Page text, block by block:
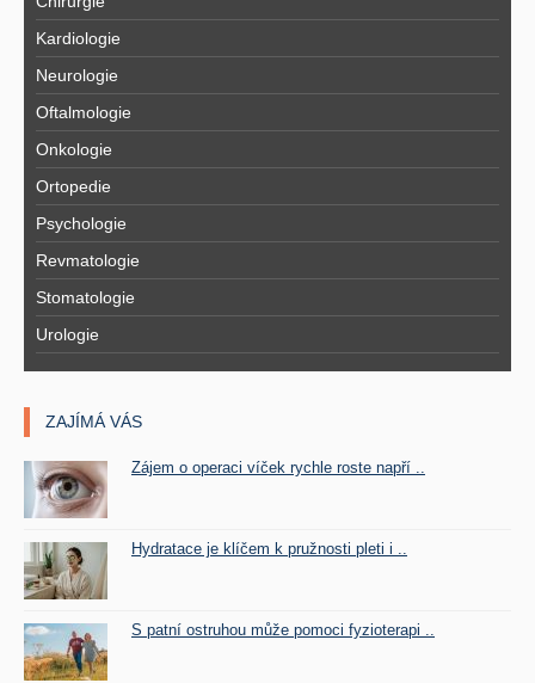
Kardiologie
Neurologie
Oftalmologie
Onkologie
Ortopedie
Psychologie
Revmatologie
Stomatologie
Urologie
ZAJÍMÁ VÁS
Zájem o operaci víček rychle roste napří ..
Hydratace je klíčem k pružnosti pleti i ..
S patní ostruhou může pomoci fyzioterapi ..